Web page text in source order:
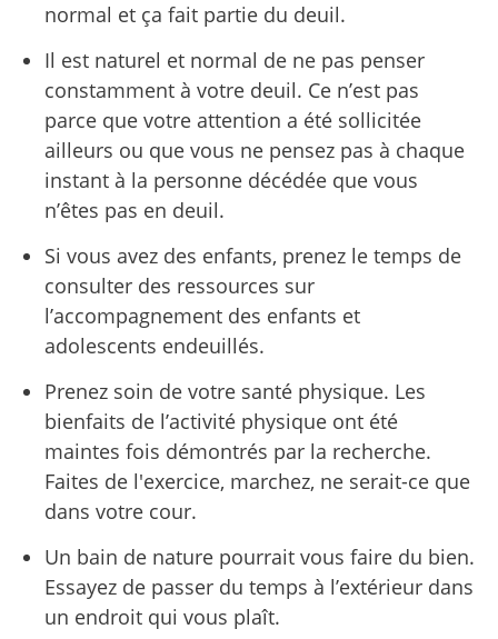
normal et ça fait partie du deuil.
Il est naturel et normal de ne pas penser
constamment à votre deuil. Ce n’est pas
parce que votre attention a été sollicitée
ailleurs ou que vous ne pensez pas à chaque
instant à la personne décédée que vous
n’êtes pas en deuil.
Si vous avez des enfants, prenez le temps de
consulter des ressources sur
l’accompagnement des enfants et
adolescents endeuillés.
Prenez soin de votre santé physique. Les
bienfaits de l’activité physique ont été
maintes fois démontrés par la recherche.
Faites de l'exercice, marchez, ne serait-ce que
dans votre cour.
Un bain de nature pourrait vous faire du bien.
Essayez de passer du temps à l’extérieur dans
un endroit qui vous plaît.